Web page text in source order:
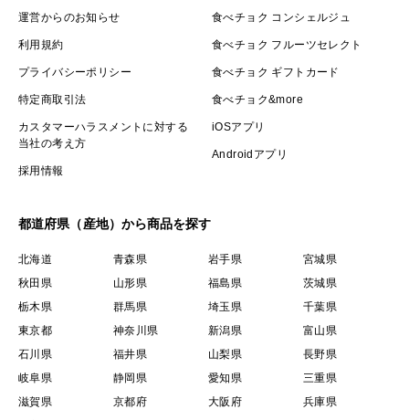
運営からのお知らせ
利用規約
プライバシーポリシー
特定商取引法
カスタマーハラスメントに対する
当社の考え方
採用情報
食べチョク コンシェルジュ
食べチョク フルーツセレクト
食べチョク ギフトカード
食べチョク&more
iOSアプリ
Androidアプリ
都道府県（産地）から商品を探す
北海道 青森県 岩手県
宮城県
秋田県
山形県 福島県
茨城県
栃木県
群馬県 埼玉県
千葉県
東京都
神奈川県 新潟県
富山県
石川県
福井県 山梨県
長野県
岐阜県
静岡県 愛知県
三重県
滋賀県
京都府 大阪府
兵庫県